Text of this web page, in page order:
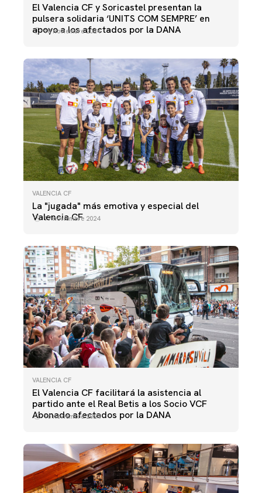
El Valencia CF y Soricastel presentan la
pulsera solidaria ‘UNITS COM SEMPRE’ en
apoyo a los afectados por la DANA
18 noviembre 2024
VALENCIA CF
La "jugada" más emotiva y especial del
Valencia CF
17 noviembre 2024
VALENCIA CF
El Valencia CF facilitará la asistencia al
partido ante el Real Betis a los Socio VCF
Abonado afectados por la DANA
16 noviembre 2024